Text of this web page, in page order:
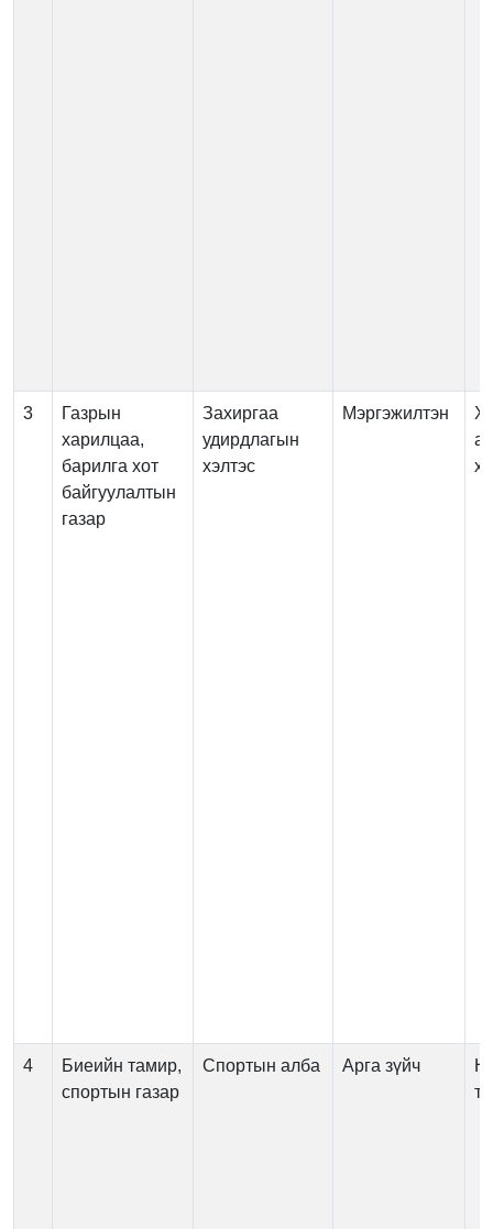
3
Газрын
харилцаа,
барилга хот
байгуулалтын
газар
Захиргаа
удирдлагын
хэлтэс
Мэргэжилтэн
4
Биеийн тамир,
спортын газар
Спортын алба Арга зүйч